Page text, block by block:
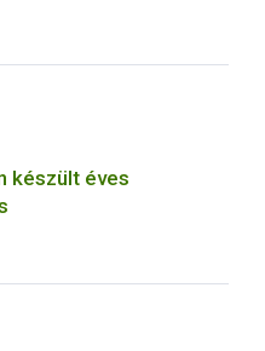
készült éves